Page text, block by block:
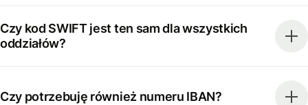
Czy kod SWIFT jest ten sam dla wszystkich
oddziałów?
Czy potrzebuję również numeru IBAN?